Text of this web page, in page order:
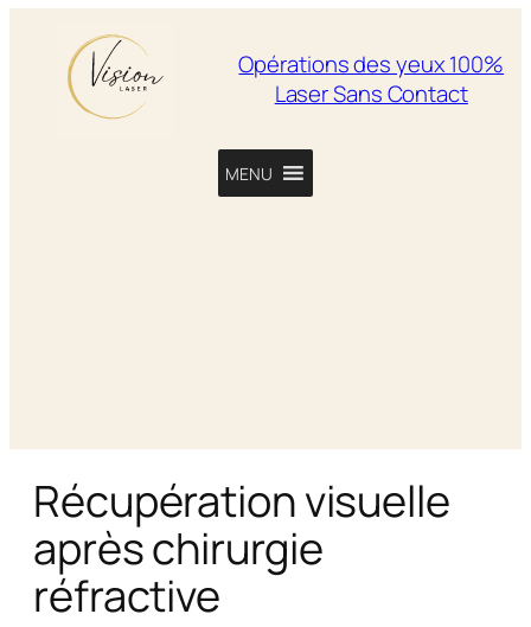
Opérations des yeux 100%
Laser Sans Contact
MENU
Récupération visuelle
après chirurgie
réfractive